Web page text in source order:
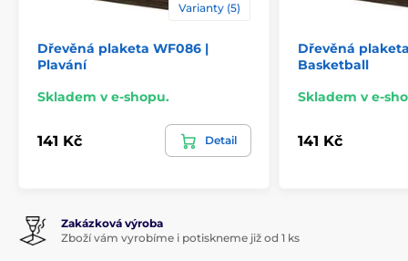
Varianty (5)
Dřevěná plaketa WF086 |
Plavání
Skladem v e-shopu.
141 Kč Detail
Dřevěná
Basketball
Skladem v e-
141 Kč
Zakázková výroba
Zboží vám vyrobíme i potiskneme již od 1 ks